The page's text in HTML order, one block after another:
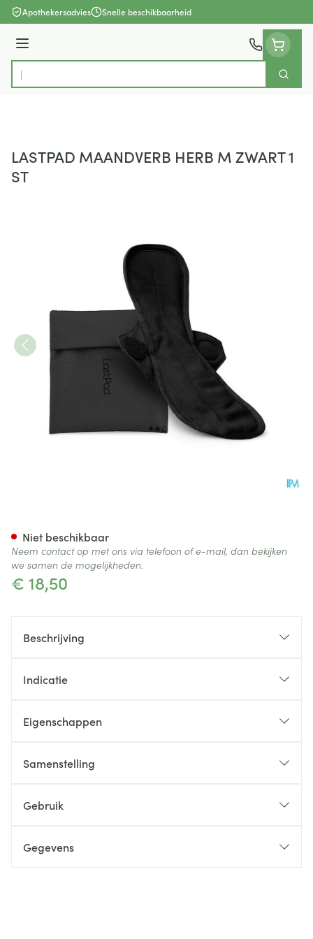
Ga naar de inhoud
Apothekersadvies Snelle beschikbaarheid
Menu
Product, merk, categorie...
Zoek
LASTPAD MAANDVERB HERB M ZWART 1
ST
€ 18,50
Niet beschikbaar
Neem contact op met ons via telefoon of e-mail, dan bekijken
we samen de mogelijkheden.
Beschrijving
Indicatie
Eigenschappen
Samenstelling
Gebruik
Gegevens